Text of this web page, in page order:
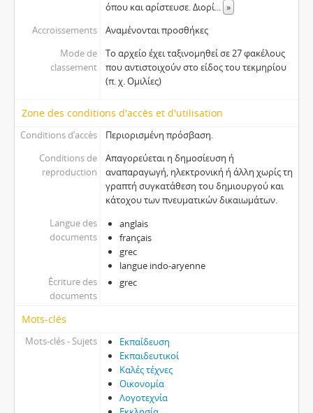
όπου και αρίστευσε. Διορί... »
Accroissements
Αναμένονται προσθήκες
Mode de
classement
Το αρχείο έχει ταξινομηθεί σε 27 φακέλους
που αντιστοιχούν στο είδος του τεκμηρίου
(π. χ. Ομιλίες)
Zone des conditions d'accès et d'utilisation
Conditions d’accès
Περιορισμένη πρόσβαση.
Conditions de
reproduction
Απαγορεύεται η δημοσίευση ή
αναπαραγωγή, ηλεκτρονική ή άλλη χωρίς τη
γραπτή συγκατάθεση του δημιουργού και
κάτοχου των πνευματικών δικαιωμάτων.
Langue des
documents
anglais
français
grec
langue indo-aryenne
Écriture des
documents
grec
Mots-clés
Mots-clés - Sujets
Εκπαίδευση
Εκπαιδευτικοί
Καλές τέχνες
Οικονομία
Λογοτεχνία